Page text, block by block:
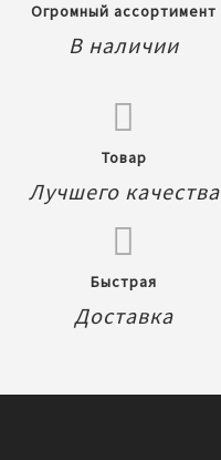
Огромный ассортимент
В наличии
Товар
Лучшего качества
Быстрая
Доставка